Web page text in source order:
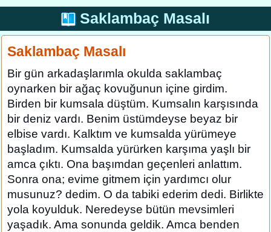
Saklambaç Masalı
Saklambaç Masalı
Bir gün arkadaşlarımla okulda saklambaç
oynarken bir ağaç kovuğunun içine girdim.
Birden bir kumsala düştüm. Kumsalın karşısında
bir deniz vardı. Benim üstümdeyse beyaz bir
elbise vardı. Kalktım ve kumsalda yürümeye
başladım. Kumsalda yürürken karşıma yaşlı bir
amca çıktı. Ona başımdan geçenleri anlattım.
Sonra ona; evime gitmem için yardımcı olur
musunuz? dedim. O da tabiki ederim dedi. Birlikte
yola koyulduk. Neredeyse bütün mevsimleri
yaşadık. Ama sonunda geldik. Amca benden